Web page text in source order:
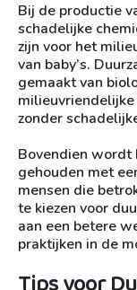
Bij de productie
schadelijke
zijn voor het
van baby’s.
gemaakt van
zonder
Bovendien wordt
gehouden met
mensen die
te kiezen voor
aan een betere
praktijken in de